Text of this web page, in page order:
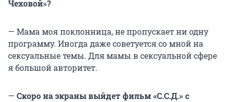
Чеховой»?
— Мама моя поклонница, не пропускает ни одну
программу. Иногда даже советуется со мной на
сексуальные темы. Для мамы в сексуальной сфере
я большой авторитет.
— Скоро на экраны выйдет фильм «С.С.Д.» с